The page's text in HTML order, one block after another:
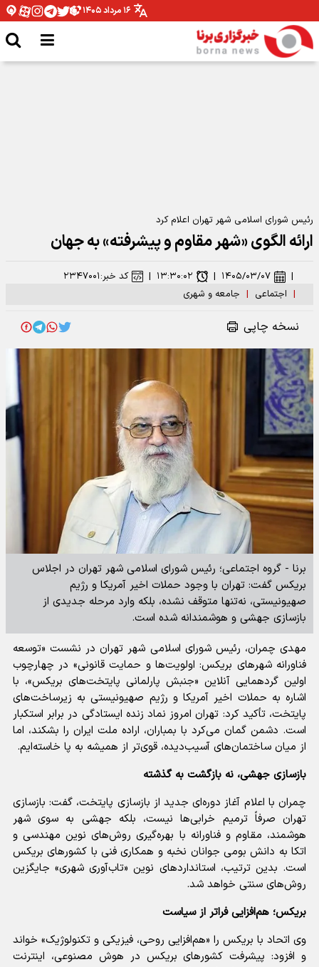
۱۶ مرداد ۱۴۰۵
رئیس شورای اسلامی شهر تهران اعلام کرد
ارائه الگوی «شهر مقاوم و پیشرفته» به جهان
| اجتماعی | جامعه و شهری
| ۱۴۰۵/۰۳/۰۷ | ۱۳:۳۰:۰۲ | کد خبر:۲۳۴۷۰۰۱
نسخه چاپی
برنا - گروه اجتماعی؛ رئیس شورای اسلامی شهر تهران در اجلاس
بریکس گفت: تهران با وجود حملات اخیر آمریکا و رژیم
صهیونیستی، نه‌تنها متوقف نشده، بلکه وارد مرحله جدیدی از
بازسازی جهشی و هوشمندانه شده است.
مهدی چمران، رئیس شورای اسلامی شهر تهران در نشست «توسعه
فناورانه شهرهای بریکس: اولویت‌ها و حمایت قانونی» در چهارچوب
اولین گردهمایی آنلاین «جنبش پارلمانی پایتخت‌های بریکس»، با
اشاره به حملات اخیر آمریکا و رژیم صهیونیستی به زیرساخت‌های
پایتخت، تأکید کرد: تهران امروز نماد زنده ایستادگی در برابر استکبار
است. دشمن گمان می‌کرد با بمباران، اراده ملت ایران را بشکند، اما
از میان ساختمان‌های آسیب‌دیده، قوی‌تر از همیشه به پا خاسته‌ایم.
بازسازی جهشی، نه بازگشت به گذشته
چمران با اعلام آغاز دوره‌ای جدید از بازسازی پایتخت، گفت: بازسازی
تهران صرفاً ترمیم خرابی‌ها نیست، بلکه جهشی به سوی شهر
هوشمند، مقاوم و فناورانه با بهره‌گیری روش‌های نوین مهندسی و
اتکا به دانش بومی جوانان نخبه و همکاری فنی با کشورهای بریکس
است. بدین ترتیب، استانداردهای نوین «تاب‌آوری شهری» جایگزین
روش‌های سنتی خواهد شد.
بریکس؛ هم‌افزایی فراتر از سیاست
وی اتحاد با بریکس را «هم‌افزایی روحی، فیزیکی و تکنولوژیک» خواند
و افزود: پیشرفت کشورهای بریکس در هوش مصنوعی، اینترنت